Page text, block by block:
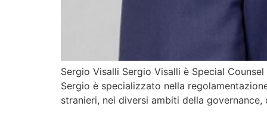
Sergio Visalli Sergio Visalli è Special
Sergio è specializzato nella
stranieri, nei diversi ambiti della